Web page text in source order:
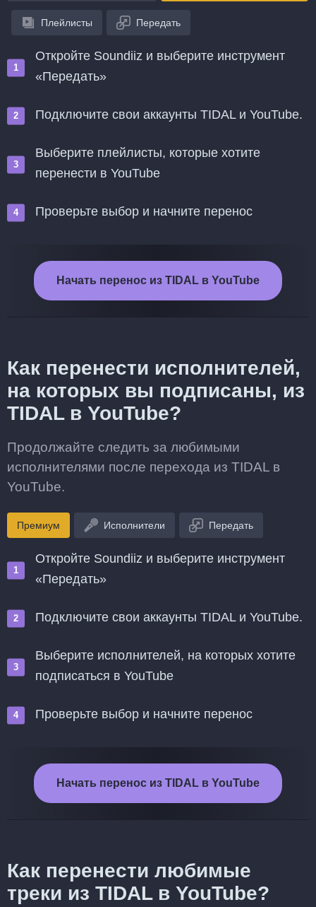
Плейлисты Передать
Откройте Soundiiz и выберите инструмент
«Передать»
Подключите свои аккаунты TIDAL и YouTube.
Выберите плейлисты, которые хотите
перенести в YouTube
Проверьте выбор и начните перенос
Начать перенос из TIDAL в YouTube
Как перенести исполнителей,
на которых вы подписаны, из
TIDAL в YouTube?
Продолжайте следить за любимыми
исполнителями после перехода из TIDAL в
YouTube.
Премиум Исполнители Передать
Откройте Soundiiz и выберите инструмент
«Передать»
Подключите свои аккаунты TIDAL и YouTube.
Выберите исполнителей, на которых хотите
подписаться в YouTube
Проверьте выбор и начните перенос
Начать перенос из TIDAL в YouTube
Как перенести любимые
треки из TIDAL в YouTube?